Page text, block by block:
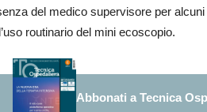
del medico supervisore per alcuni
routinario del mini ecoscopio.
Abbonati a Tecnica